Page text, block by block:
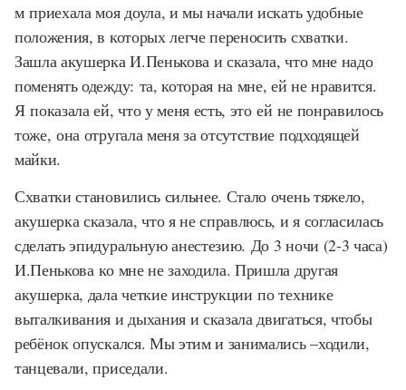
м приехала моя доула, и мы начали искать удобные
положения, в которых легче переносить схватки.
Зашла акушерка И.Пенькова и сказала, что мне надо
поменять одежду: та, которая на мне, ей не нравится.
Я показала ей, что у меня есть, это ей не понравилось
тоже, она отругала меня за отсутствие подходящей
майки.
Схватки становились сильнее. Стало очень тяжело,
акушерка сказала, что я не справлюсь, и я согласилась
сделать эпидуральную анестезию. До 3 ночи (2-3 часа)
И.Пенькова ко мне не заходила. Пришла другая
акушерка, дала четкие инструкции по технике
выталкивания и дыхания и сказала двигаться, чтобы
ребёнок опускался. Мы этим и занимались –ходили,
танцевали, приседали.